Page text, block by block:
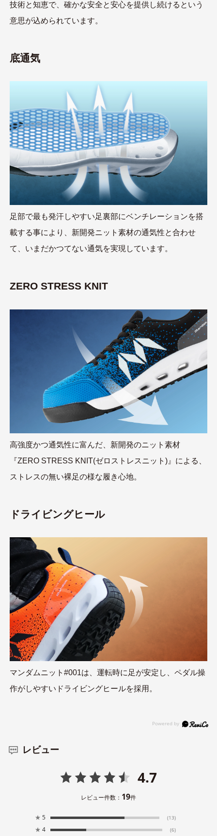
技術と知恵で、確かな安全と安心を提供し続けるという
意思が込められています。
底通気
足部で最も発汗しやすい足裏部にベンチレーションを搭
載する事により、新開発ニット素材の通気性と合わせ
て、いまだかつてない通気を実現しています。
ZERO STRESS KNIT
高強度かつ通気性に富んだ、新開発のニット素材
『ZERO STRESS KNIT(ゼロストレスニット)』による、
ストレスの無い裸足の様な履き心地。
ドライビングヒール
マンダムニット#001は、運転時に足が安定し、ペダル操
作がしやすいドライビングヒールを採用。
レビュー
4.7
レビュー件数： 19件
★ 5 (13)
★ 4 (6)